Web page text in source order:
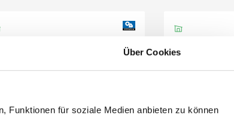
Über Cookies
Funktionen für soziale Medien anbieten zu können
GEDORE